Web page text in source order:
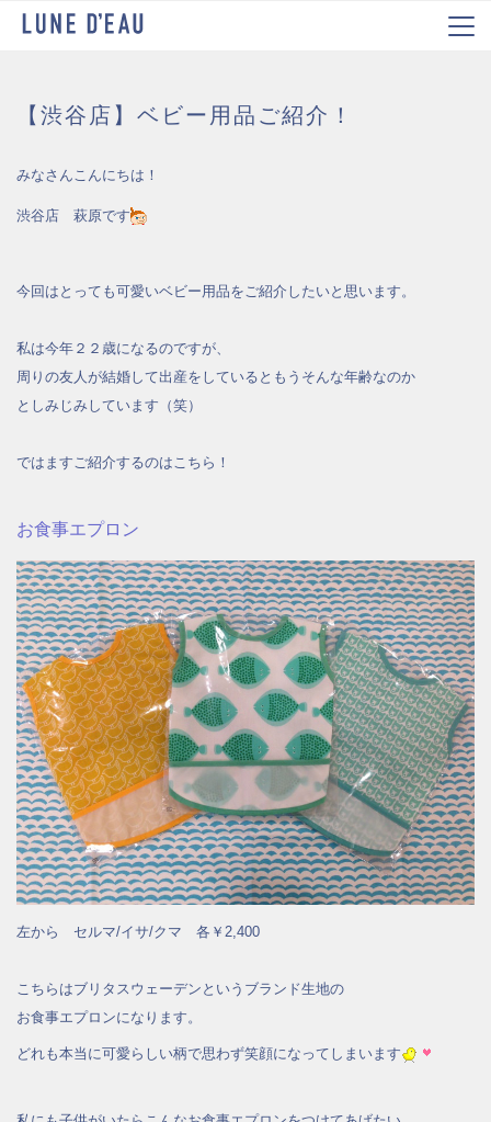
【渋谷店】ベビー用品ご紹介！
みなさんこんにちは！
渋谷店 萩原です
今回はとっても可愛いベビー用品をご紹介したいと思います。
私は今年２２歳になるのですが、
周りの友人が結婚して出産をしているともうそんな年齢なのか
としみじみしています（笑）
ではますご紹介するのはこちら！
お食事エプロン
左から セルマ/イサ/クマ 各￥2,400
こちらはブリタスウェーデンというブランド生地の
お食事エプロンになります。
どれも本当に可愛らしい柄で思わず笑顔になってしまいます